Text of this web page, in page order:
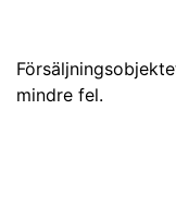
mindre fel.